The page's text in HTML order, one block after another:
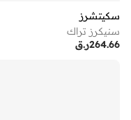
سكيتشرز
سنيكرز تراك
ر.ق264.66